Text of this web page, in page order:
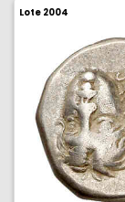
Lote 2004